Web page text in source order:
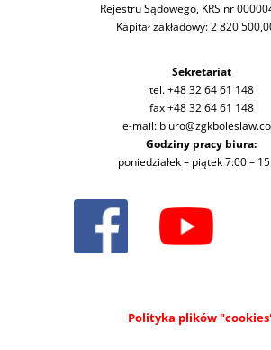
Rejestru Sądowego, KRS nr
Kapitał zakładowy: 2 820
Sekretariat
tel. +48 32 64 61 148
fax +48 32 64 61 148
e-mail:
Godziny pracy biura:
poniedziałek – piątek 7:00 –
Polityka plików